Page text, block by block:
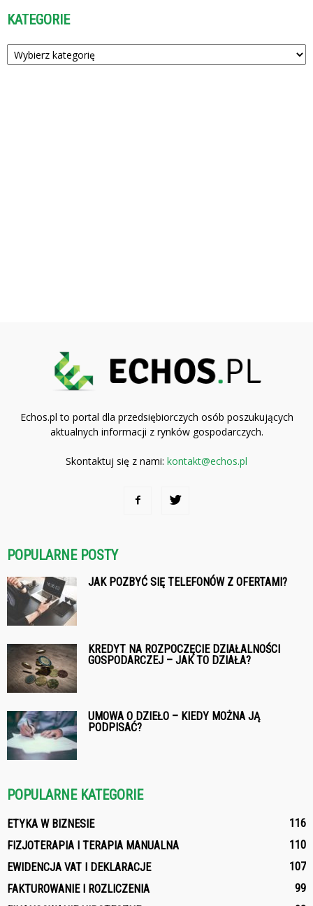
KATEGORIE
Kategorie
Echos.pl to portal dla przedsiębiorczych osób poszukujących
aktualnych informacji z rynków gospodarczych.
Skontaktuj się z nami: kontakt@echos.pl
POPULARNE POSTY
JAK POZBYĆ SIĘ TELEFONÓW Z OFERTAMI?
KREDYT NA ROZPOCZĘCIE DZIAŁALNOŚCI
GOSPODARCZEJ – JAK TO DZIAŁA?
UMOWA O DZIEŁO – KIEDY MOŻNA JĄ
PODPISAĆ?
POPULARNE KATEGORIE
ETYKA W BIZNESIE
116
FIZJOTERAPIA I TERAPIA MANUALNA
110
EWIDENCJA VAT I DEKLARACJE
107
FAKTUROWANIE I ROZLICZENIA
99